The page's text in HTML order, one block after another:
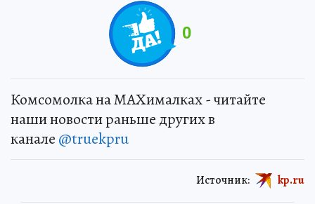
0
Комсомолка на MAXималках - читайте
наши новости раньше других в
канале @truekpru
Источник: kp.ru